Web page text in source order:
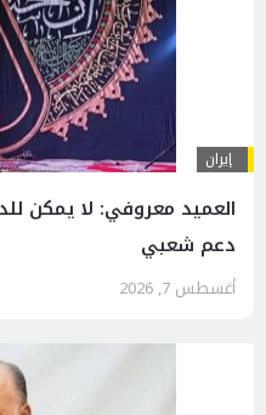
إيران
العميد معروفي: لا يمكن
دعم شعبي
أغسطس 7, 2026